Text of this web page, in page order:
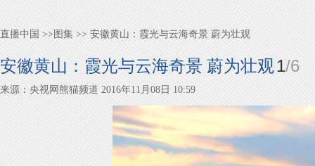
直播中国 >> 图集 >> 安徽黄山：霞光与云海奇景 蔚为壮观
安徽黄山：霞光与云海奇景 蔚为壮观1/6
来源：央视网熊猫频道 2016年11月08日 10:59